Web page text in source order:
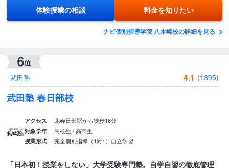
体験授業の相談 料金を知りたい
ナビ個別指導学院 八木崎校の詳細を見る
武田塾 4.1 (1395)
武田塾 春日部校
アクセス 北春日部駅から徒歩18分
対象学年 高校生 / 高卒生
授業形式 完全個別指導（1対1） 自立学習
「日本初！授業をしない」大学受験専門塾。自学自習の徹底管理